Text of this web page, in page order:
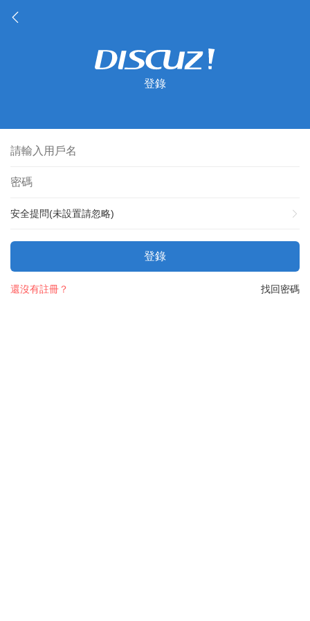
登錄
安全提問(未設置請忽略)
登錄
找回密碼
還沒有註冊？